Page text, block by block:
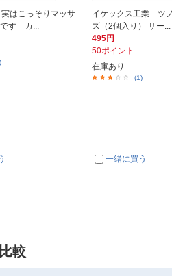
はこっそりマッサ
です カ...
イケックス工業 ツ
ズ（2個入り） サー...
495円
50ポイント
在庫あり
(1)
一緒に買う
較